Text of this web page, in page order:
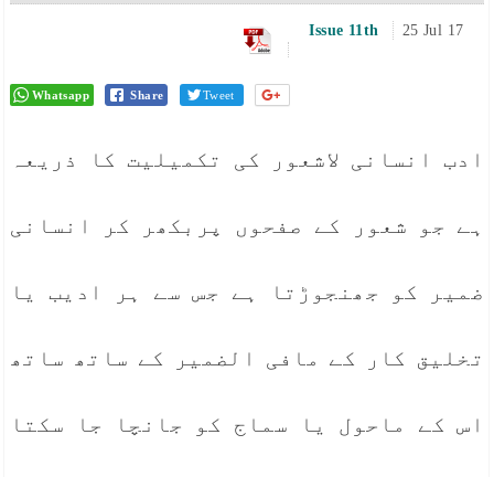
Issue 11th 25 Jul 17
Whatsapp Share Tweet
ادب انسانی لاشعور کی تکمیلیت کا ذریعہ
ہے جو شعور کے صفحوں پربکھر کر انسانی
ضمیر کو جھنجوڑتا ہے جس سے ہر ادیب یا
تخلیق کار کے مافی الضمیر کے ساتھ ساتھ
اس کے ماحول یا سماج کو جانچا جا سکتا